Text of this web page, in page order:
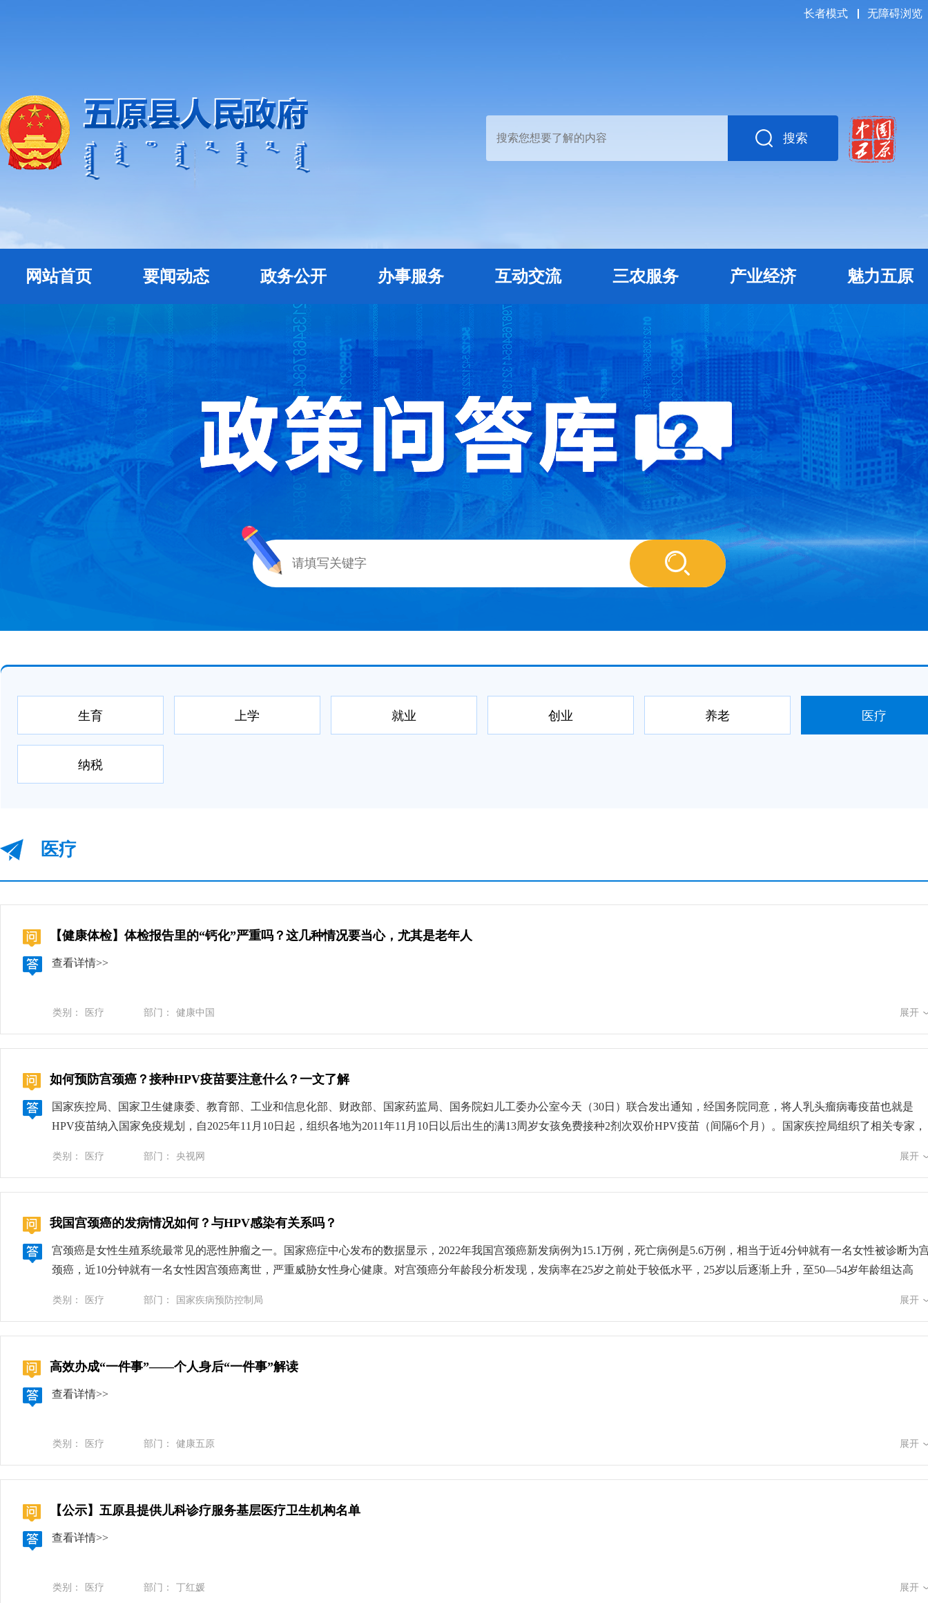
长者模式 无障碍浏览
搜索
网站首页 要闻动态 政务公开 办事服务 互动交流 三农服务 产业经济 魅力五原
生育 上学 就业 创业 养老 医疗
纳税
医疗
【健康体检】体检报告里的“钙化”严重吗？这几种情况要当心，尤其是老年人
查看详情>>
类别： 医疗 部门： 健康中国 展开
如何预防宫颈癌？接种HPV疫苗要注意什么？一文了解
国家疾控局、国家卫生健康委、教育部、工业和信息化部、财政部、国家药监局、国务院妇儿工委办公室今天（30日）联合发出通知，经国务院同意，将人乳头瘤病毒疫苗也就是
HPV疫苗纳入国家免疫规划，自2025年11月10日起，组织各地为2011年11月10日以后出生的满13周岁女孩免费接种2剂次双价HPV疫苗（间隔6个月）。国家疾控局组织了相关专家，
性生殖系统最常见的恶性肿瘤之一。国家癌症中心发布的数据显示，2022年我国宫颈癌新发病例为15.1万例，死亡病例是5.6万例，相当于近4分钟就有一名女性被诊断为宫颈癌，近
简称的HPV。感染高危型HPV并不等于得宫颈癌，但如果持续感染，就有可能发生上皮内瘤样病变，或者进一步发展为宫颈癌。HPV感染的高危因素有哪些？国家癌症中心、中国医
学科学院肿瘤医院教授 赵方辉：在高危型HPV感染导致病变的过程中，还有一些因素会“火上浇油”。如吸烟、初次性行为年龄过早、多个性伴侣、感染其他性传播疾病、免疫功能低
下（如艾滋病病毒感染者、器官/骨髓移植后患者、自身免疫性疾病患者、长期服用免疫抑制剂患者等）。具有这些因素的人群更容易发生HPV持续感染，进而患宫颈癌。公众应该采
HPV的持续感染，从而有效降低宫颈癌的发生率，这是第一道防线。目前全球有大量的临床研究数据表明，我国已上市的HPV疫苗可有效预防70%以上的宫颈癌的发生；其次，保持
健康的生活方式、定期开展宫颈癌筛查，是第二道防线。部分人群因各种原因没有接种HPV疫苗，患病风险相对较高，这些人群需要定期的宫颈癌筛查；另外，HPV疫苗属于预防性
疫苗，不能清除已存在的HPV感染，也不能阻止已有病变的进展，所以仍需要定期的筛查。确定为宫颈癌前病变的患者，可通过及早治疗、健康管理等措施，减少宫颈癌的可能，提
高患者的生存质量，这是防控宫颈癌的第三道防线。为什么要将HPV疫苗纳入国家免疫规划？中国疾控中心免疫中心副主任、研究员 安志杰：及时接种HPV疫苗能够预防高危型
生，同时也可以降低因感染HPV导致的其他疾病的发生。其他国家和地区经验显示，将HPV疫苗纳入国家免疫规划，能够有效提升疫苗接种率，更广泛地保护群众身体健康。将HPV
经验，比如，多个国家，同样是为11—14岁女孩免费接种HPV疫苗；国内一些省份陆续将初中适龄女孩免费接种HPV疫苗纳入民生工程，目标人群覆盖已经超过千万，这些都验证了
将13周岁女孩作为接种目标人群的可行性。纳入国家免疫规划的HPV疫苗接种程序如何？中国疾控中心免疫规划首席专家、主任医师 王华庆：这次纳入国家免疫规划的HPV疫苗的目
苗（如甲肝疫苗、乙肝疫苗、百白破疫苗、脊髓灰质炎疫苗、流脑疫苗等）同时接种，没有发现有效性降低、安全性风险增加的情景。因此，国际共识是HPV疫苗可以与其他疫苗同
类别： 医疗 部门： 央视网 展开
我国宫颈癌的发病情况如何？与HPV感染有关系吗？
宫颈癌是女性生殖系统最常见的恶性肿瘤之一。国家癌症中心发布的数据显示，2022年我国宫颈癌新发病例为15.1万例，死亡病例是5.6万例，相当于近4分钟就有一名女性被诊断为
颈癌，近10分钟就有一名女性因宫颈癌离世，严重威胁女性身心健康。对宫颈癌分年龄段分析发现，发病率在25岁之前处于较低水平，25岁以后逐渐上升，至50—54岁年龄组达高
毒，就是我们常简称的HPV。感染高危型HPV并不等于得宫颈癌，但如果持续感染，就有可能发生上皮内瘤样病变，或者进一步发展为宫颈癌。
类别： 医疗 部门： 国家疾病预防控制局 展开
高效办成“一件事”——个人身后“一件事”解读
查看详情>>
类别： 医疗 部门： 健康五原 展开
【公示】五原县提供儿科诊疗服务基层医疗卫生机构名单
查看详情>>
类别： 医疗 部门： 丁红媛 展开